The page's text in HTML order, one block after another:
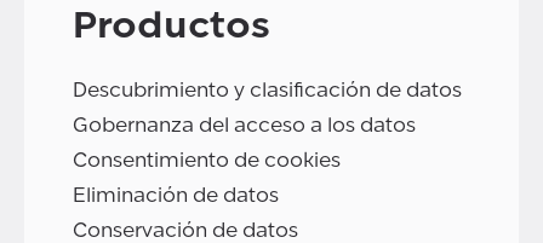
Productos
Descubrimiento y clasificación de datos
Gobernanza del acceso a los datos
Consentimiento de cookies
Eliminación de datos
Conservación de datos